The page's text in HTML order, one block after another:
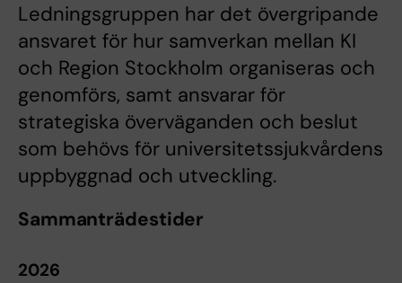
Ledningsgruppen har det övergripande
ansvaret för hur samverkan mellan KI
och Region Stockholm organiseras och
genomförs, samt ansvarar för
strategiska överväganden och beslut
som behövs för universitetssjukvårdens
uppbyggnad och utveckling.
Sammanträdestider
2026